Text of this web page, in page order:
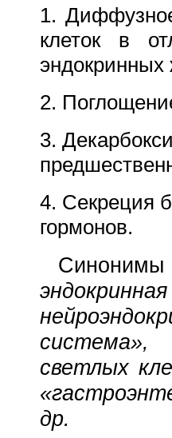
1.
клеток в
эндокринных
2.
3.
4. Секреция
гормонов.
Синонимы
система»,
светлых
др.